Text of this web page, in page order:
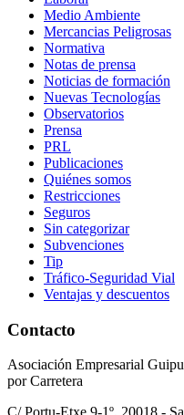
Medio Ambiente
Mercancias Peligrosas
Normativa
Notas de prensa
Noticias de formación
Nuevas Tecnologías
Observatorios
Prensa
PRL
Publicaciones
Quiénes somos
Restricciones
Seguros
Sin categorizar
Subvenciones
Tip
Tráfico-Seguridad Vial
Ventajas y descuentos
Contacto
Asociación Empresarial
por Carretera